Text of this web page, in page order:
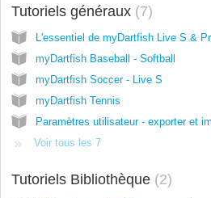
Tutoriels généraux 7
L'essentiel de myDartfish Live S &
myDartfish Baseball - Softball
myDartfish Soccer - Live S
myDartfish Tennis
Voir tous les 7
Tutoriels Bibliothèque 2